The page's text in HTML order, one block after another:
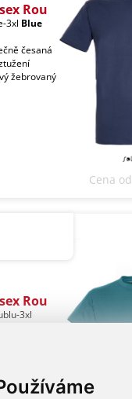
Rou
3xl Blue
česaná
žebrovaný
Cena od
Rou
3xl
česaná
žebrovaný